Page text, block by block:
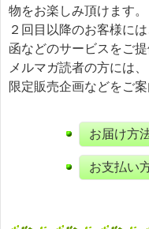
物をお楽しみ頂けます。
２回目以降のお客様に
函などのサービスをご提
メルマガ読者の方には、
限定販売企画などをご案
お届け方
お支払い